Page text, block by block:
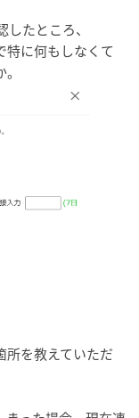
たところ、
特に何もしなくて
所を教えていただ